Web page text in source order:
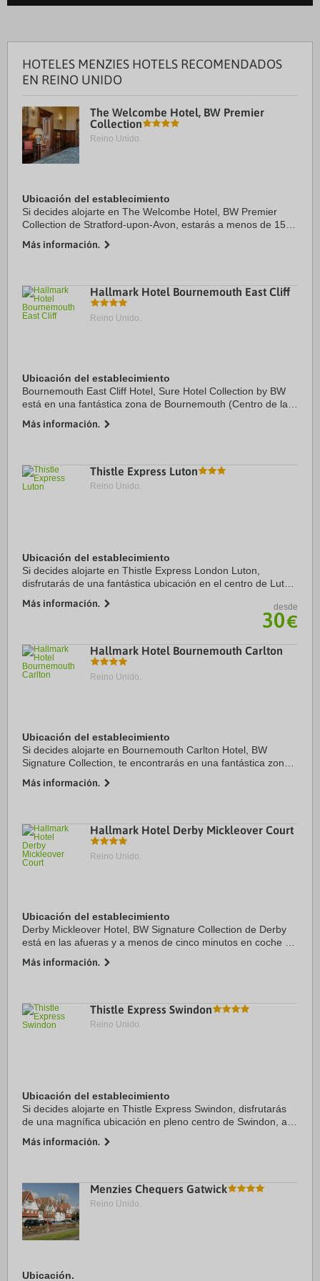
HOTELES MENZIES HOTELS RECOMENDADOS
EN REINO UNIDO
The Welcombe Hotel, BW Premier
Collection
Reino Unido.
Ubicación del establecimiento
Si decides alojarte en The Welcombe Hotel, BW Premier
Collection de Stratford-upon-Avon, estarás a menos de 15
Monument. Además, este hotel con campo ...
Más información.
Hallmark Hotel Bournemouth East Cliff
Reino Unido.
Ubicación del establecimiento
Bournemouth East Cliff Hotel, Sure Hotel Collection by BW
está en una fantástica zona de Bournemouth (Centro de la
de Bournemouth y Centro ...
Más información.
Thistle Express Luton
Reino Unido.
Ubicación del establecimiento
Si decides alojarte en Thistle Express London Luton,
disfrutarás de una fantástica ubicación en el centro de Luton
Whipsnade Zoo y Luton Mall. Además, este ...
Más información. desde
30€
Hallmark Hotel Bournemouth Carlton
Reino Unido.
Ubicación del establecimiento
Si decides alojarte en Bournemouth Carlton Hotel, BW
Signature Collection, te encontrarás en una fantástica zona
estarás a solo 4 min a pie de Playa de ...
Más información.
Hallmark Hotel Derby Mickleover Court
Reino Unido.
Ubicación del establecimiento
Derby Mickleover Hotel, BW Signature Collection de Derby
está en las afueras y a menos de cinco minutos en coche de
Además, este hotel se encuentra ...
Más información.
Thistle Express Swindon
Reino Unido.
Ubicación del establecimiento
Si decides alojarte en Thistle Express Swindon, disfrutarás
de una magnífica ubicación en pleno centro de Swindon, a
Check County Ground. Además, ...
Más información.
Menzies Chequers Gatwick
Reino Unido.
Ubicación.